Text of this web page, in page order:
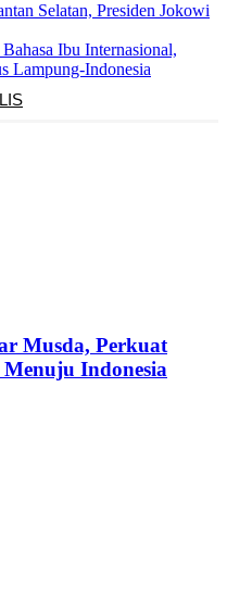
Selatan, Presiden Jokowi
Ibu Internasional,
Lampung-Indonesia
Musda, Perkuat
Indonesia